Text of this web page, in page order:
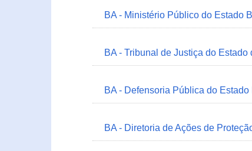
BA - Ministério Público do Estado
BA - Tribunal de Justiça do Estado
BA - Defensoria Pública do
BA - Diretoria de Ações de